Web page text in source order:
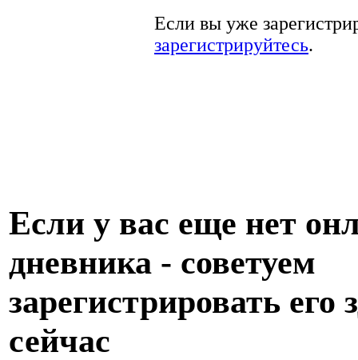
Если вы уже
зарегистрируйтесь.
Если у вас еще нет
дневника - советуем
зарегистрировать его
сейчас